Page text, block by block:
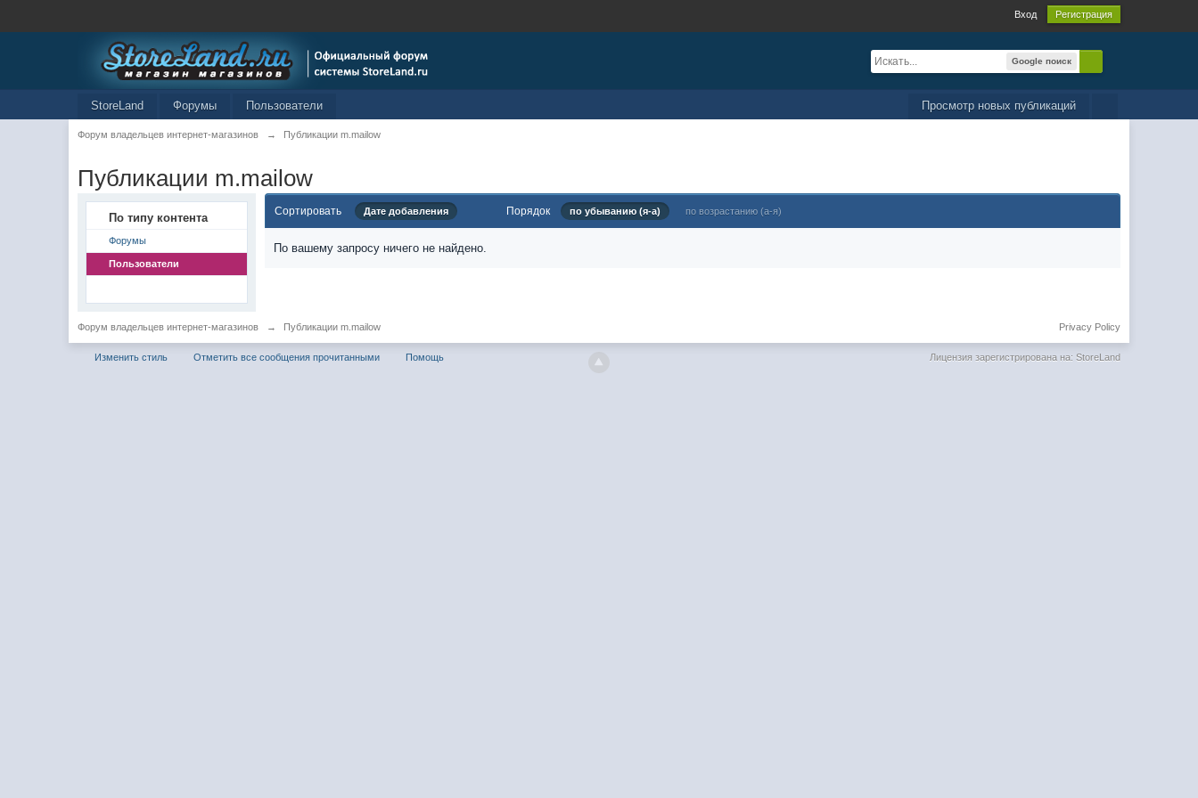
Вход Регистрация
Google поиск
Просмотр новых публикаций
StoreLand Форумы Пользователи
Форум владельцев интернет-магазинов → Публикации m.mailow
Публикации m.mailow
По типу контента
Форумы
Пользователи
Сортировать Дате добавления Порядок по убыванию (я-а) по возрастанию (а-я)
По вашему запросу ничего не найдено.
Форум владельцев интернет-магазинов → Публикации m.mailow Privacy Policy
Изменить стиль Отметить все сообщения прочитанными Помощь Лицензия зарегистрирована на: StoreLand